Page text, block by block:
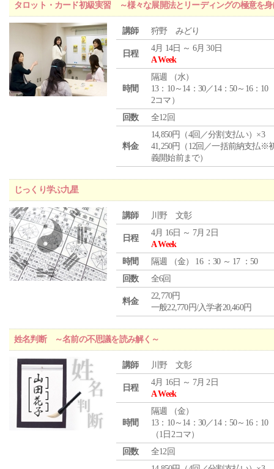
タロット・カード初級実習 ～様々な展開法とリーディングの極意を身
講師 狩野 みどり
日程
4月 14日 ～ 6月 30日
A Week
時間
隔週 （水）
13：10～14：30／14：50～16：10
2コマ）
回数
全12回
料金
14,850円（4回／分割支払い）×3
41,250円（12回／一括前納支払※
義開始前まで）
じっくり学ぶ九星
講師 川野 文彰
日程
4月 16日 ～ 7月 2日
A Week
時間
隔週 （金） 16 ：30 ～ 17 ：50
回数
全6回
料金
22,770円
一般22,770円/入学者20,460円
姓名判断 ～名前の不思議を読み解く～
講師 川野 文彰
日程
4月 16日 ～ 7月 2日
A Week
時間
隔週 （金）
13：10～14：30／14：50～16：10
（1日2コマ）
回数
全12回